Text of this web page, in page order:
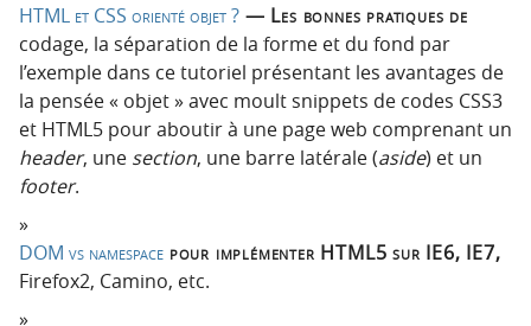
HTML et CSS orienté objet ? — Les bonnes pratiques de
codage, la séparation de la forme et du fond par
l’exemple dans ce tutoriel présentant les avantages de
la pensée « objet » avec moult snippets de codes CSS3
et HTML5 pour aboutir à une page web comprenant un
header, une section, une barre latérale (aside) et un
footer.
DOM vs namespace pour implémenter HTML5 sur IE6, IE7,
Firefox2, Camino, etc.